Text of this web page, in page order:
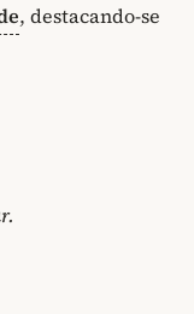
, destacando-se